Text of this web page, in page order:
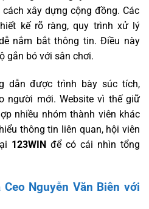
xây dựng cộng đồng. Các
kế rõ ràng, quy trình xử lý
nắm bắt thông tin. Điều này
gắn bó với sân chơi.
dẫn được trình bày súc tích,
người mới. Website vì thế giữ
nhiều nhóm thành viên khác
thông tin liên quan, hội viên
123WIN để có cái nhìn tổng
Nguyễn Văn Biên với